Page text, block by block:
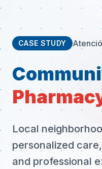
CASE STUDY
Local
personalized
and professional